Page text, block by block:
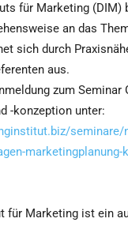
für Marketing (DIM)
an das
sich durch
aus.
zum Seminar
-konzeption unter:
seminare/
marketingplanung-
für Marketing ist ein